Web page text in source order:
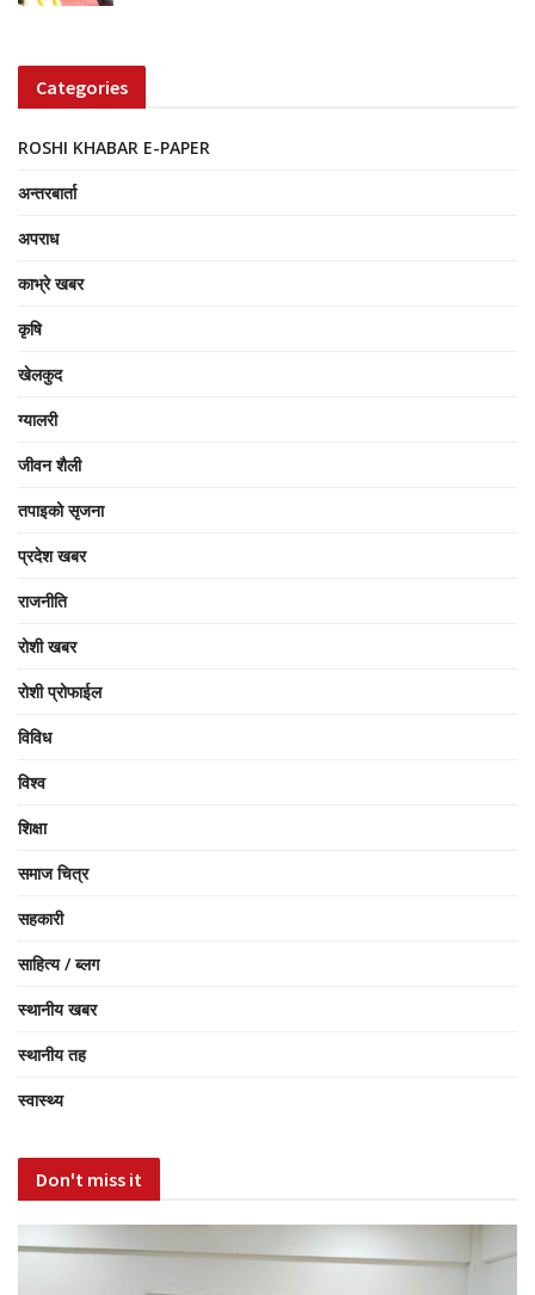
Categories
ROSHI KHABAR E-PAPER
अन्तरबार्ता
अपराध
काभ्रे खबर
कृषि
खेलकुद
ग्यालरी
जीवन शैली
तपाइको सृजना
प्रदेश खबर
राजनीति
रोशी खबर
रोशी प्रोफाईल
विविध
विश्व
शिक्षा
समाज चित्र
सहकारी
साहित्य / ब्लग
स्थानीय खबर
स्थानीय तह
स्वास्थ्य
Don't miss it